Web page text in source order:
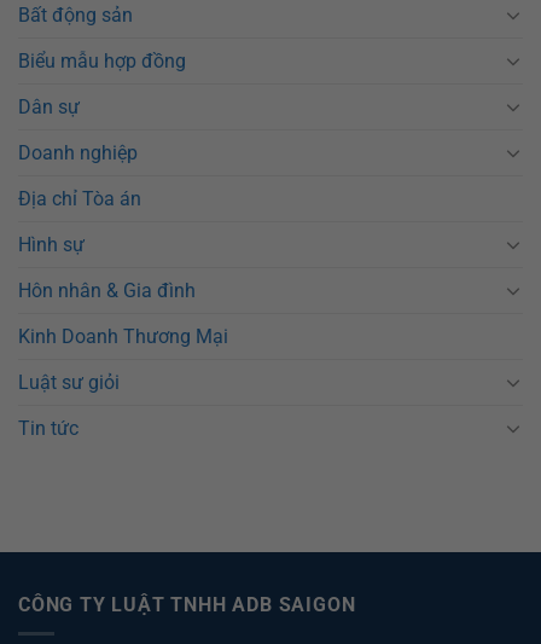
Bất động sản
Biểu mẫu hợp đồng
Dân sự
Doanh nghiệp
Địa chỉ Tòa án
Hình sự
Hôn nhân & Gia đình
Kinh Doanh Thương Mại
Luật sư giỏi
Tin tức
CÔNG TY LUẬT TNHH ADB SAIGON